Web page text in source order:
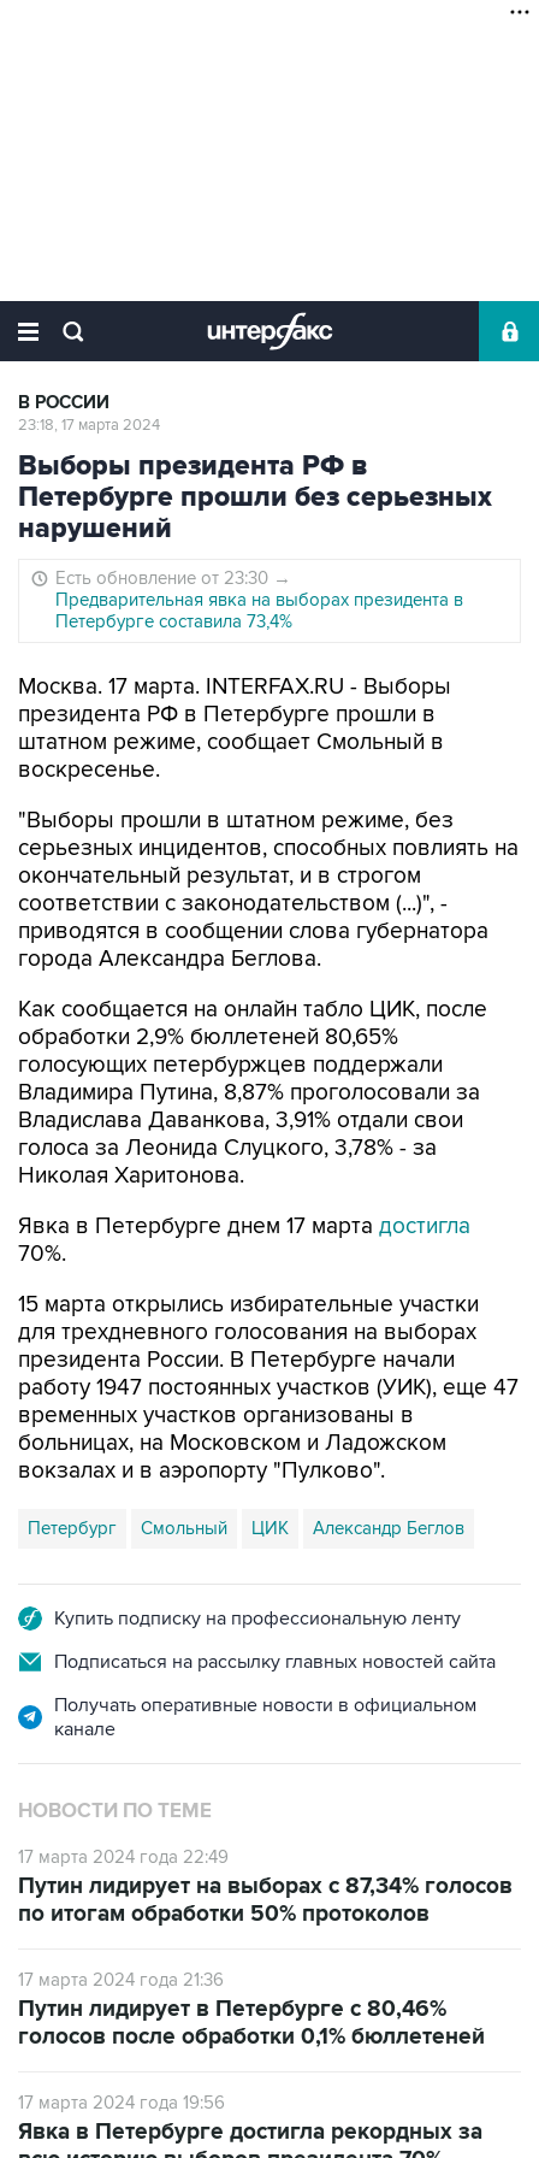
В РОССИИ
23:18, 17 марта 2024
Выборы президента РФ в
Петербурге прошли без серьезных
нарушений
Есть обновление от 23:30 →
Предварительная явка на выборах президента в
Петербурге составила 73,4%
Москва. 17 марта. INTERFAX.RU - Выборы
президента РФ в Петербурге прошли в
штатном режиме, сообщает Смольный в
воскресенье.
"Выборы прошли в штатном режиме, без
серьезных инцидентов, способных повлиять на
окончательный результат, и в строгом
соответствии с законодательством (...)", -
приводятся в сообщении слова губернатора
города Александра Беглова.
Как сообщается на онлайн табло ЦИК, после
обработки 2,9% бюллетеней 80,65%
голосующих петербуржцев поддержали
Владимира Путина, 8,87% проголосовали за
Владислава Даванкова, 3,91% отдали свои
голоса за Леонида Слуцкого, 3,78% - за
Николая Харитонова.
Явка в Петербурге днем 17 марта достигла
70%.
15 марта открылись избирательные участки
для трехдневного голосования на выборах
президента России. В Петербурге начали
работу 1947 постоянных участков (УИК), еще 47
временных участков организованы в
больницах, на Московском и Ладожском
вокзалах и в аэропорту "Пулково".
Петербург Смольный ЦИК Александр Беглов
Купить подписку на профессиональную ленту
Подписаться на рассылку главных новостей сайта
Получать оперативные новости в официальном
канале
НОВОСТИ ПО ТЕМЕ
17 марта 2024 года 22:49
Путин лидирует на выборах с 87,34% голосов
по итогам обработки 50% протоколов
17 марта 2024 года 21:36
Путин лидирует в Петербурге с 80,46%
голосов после обработки 0,1% бюллетеней
17 марта 2024 года 19:56
Явка в Петербурге достигла рекордных за